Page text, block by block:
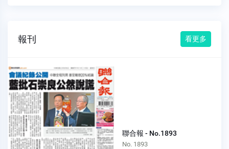
報刊 看更多
聯合報 - No.1893
No. 1893